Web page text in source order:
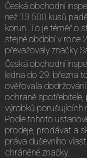
Česká obchodní
než 13 500 kusů
korun. To je téměř o
stejné období v roce
převažovaly značky
Česká obchodní
ledna do 29. března
ověřovala
ochraně spotřebitele,
výrobků porušujících
Podle tohoto
prodeje, prodávat a
práva duševního
chráněné značky.